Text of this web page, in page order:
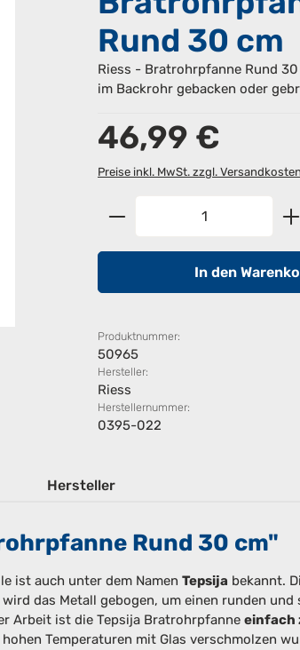
Rund 30 cm
Riess - Bratrohrpfanne Rund
im Backrohr gebacken oder
Regulärer Preis:
46,99 €
Preise inkl. MwSt. zzgl. Versandkosten
Produkt Anzahl:
In den
Produktnummer:
50965
Hersteller:
Riess
Herstellernummer:
0395-022
Hersteller
Rund 30 cm"
ist auch unter dem Namen Tepsija bekannt.
das Metall gebogen, um einen runden
Arbeit ist die Tepsija Bratrohrpfanne einfach
Temperaturen mit Glas verschmolzen